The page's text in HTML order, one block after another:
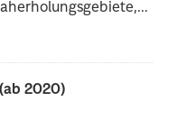
2020)